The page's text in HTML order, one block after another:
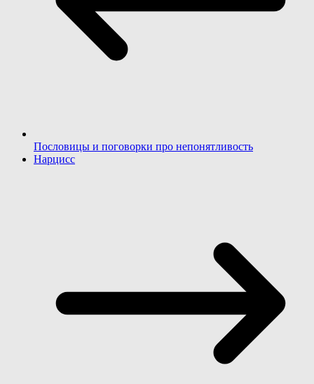
Пословицы и поговорки про непонятливость
Нарцисс